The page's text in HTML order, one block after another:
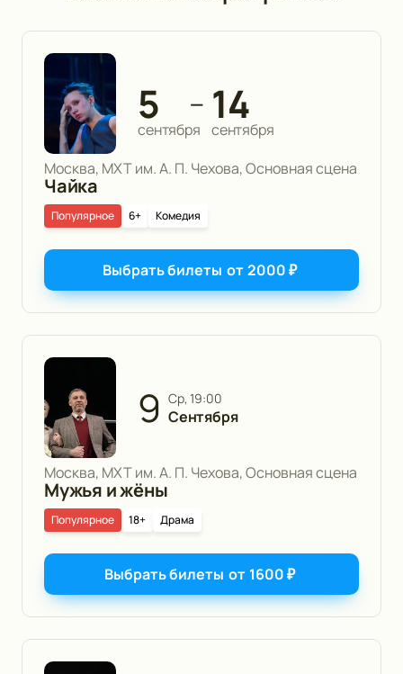
5
сентября
— 14
сентября
Москва, МХТ им. А. П. Чехова, Основная сцена
Чайка
6+ Комедия
Популярное
Выбрать билеты от2000₽
9 ср, 19:00
Сентября
Москва, МХТ им. А. П. Чехова, Основная сцена
Мужья и жёны
18+ Драма
Популярное
Выбрать билеты от 1600₽